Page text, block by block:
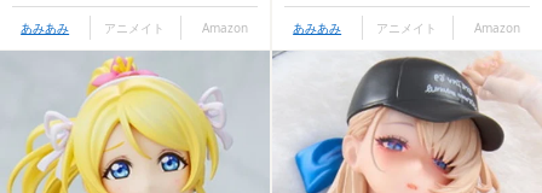
あみあみ アニメイト Amazon あみあみ アニメイト Amazon